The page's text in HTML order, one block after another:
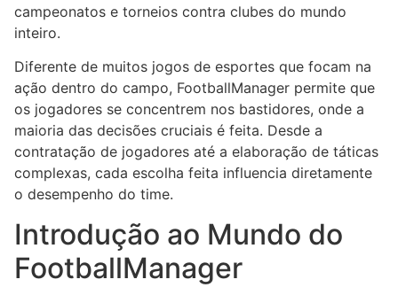
campeonatos e torneios contra clubes do mundo
inteiro.
Diferente de muitos jogos de esportes que focam na
ação dentro do campo, FootballManager permite que
os jogadores se concentrem nos bastidores, onde a
maioria das decisões cruciais é feita. Desde a
contratação de jogadores até a elaboração de táticas
complexas, cada escolha feita influencia diretamente
o desempenho do time.
Introdução ao Mundo do
FootballManager